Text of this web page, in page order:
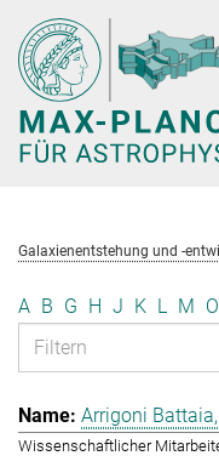
Hauptinhalt
Galaxienentstehung und -
A B G H J K L M O
Arrigoni
Wissenschaftlicher